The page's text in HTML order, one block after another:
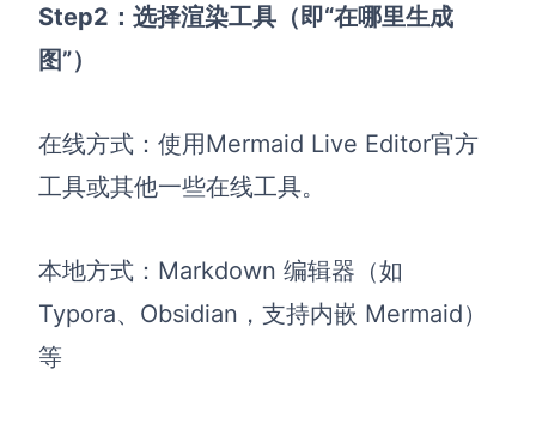
Step2：选择渲染工具（即“在哪里生成
图”）
在线方式：使用Mermaid Live Editor官方
工具或其他一些在线工具。
本地方式：Markdown 编辑器（如
Typora、Obsidian，支持内嵌 Mermaid）
等